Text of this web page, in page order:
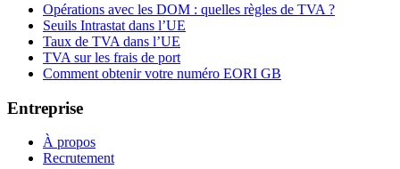
Opérations avec les DOM : quelles règles de TVA ?
Seuils Intrastat dans l’UE
Taux de TVA dans l’UE
TVA sur les frais de port
Comment obtenir votre numéro EORI GB
Entreprise
À propos
Recrutement